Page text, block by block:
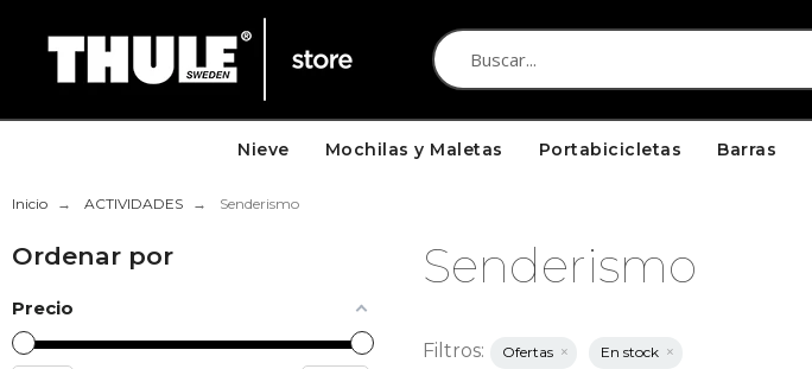
Nieve Mochilas y Maletas Portabicicletas Barras
Inicio ACTIVIDADES Senderismo
Ordenar por
Precio
Senderismo
Filtros: Ofertas En stock